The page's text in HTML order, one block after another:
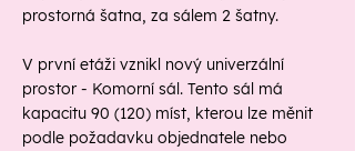
prostorná šatna, za sálem 2 šatny.
V první etáži vznikl nový univerzální
prostor - Komorní sál. Tento sál má
kapacitu 90 (120) míst, kterou lze měnit
podle požadavku objednatele nebo